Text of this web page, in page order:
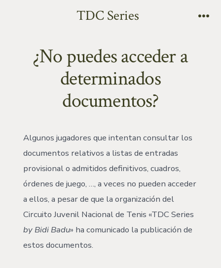
TDC Series
¿No puedes acceder a
determinados
documentos?
Algunos jugadores que intentan consultar los
documentos relativos a listas de entradas
provisional o admitidos definitivos, cuadros,
órdenes de juego, …, a veces no pueden acceder
a ellos, a pesar de que la organización del
Circuito Juvenil Nacional de Tenis «TDC Series
by Bidi Badu» ha comunicado la publicación de
estos documentos.